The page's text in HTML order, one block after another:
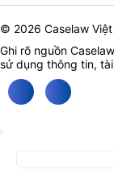
© 2026 Caselaw
Ghi rõ nguồn
sử dụng thông tin,